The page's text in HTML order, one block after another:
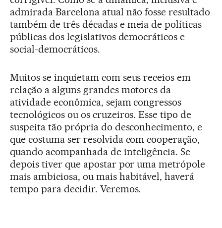
admirada Barcelona atual não fosse resultado
também de três décadas e meia de políticas
públicas dos legislativos democráticos e
social-democráticos.
Muitos se inquietam com seus receios em
relação a alguns grandes motores da
atividade econômica, sejam congressos
tecnológicos ou os cruzeiros. Esse tipo de
suspeita tão própria do desconhecimento, e
que costuma ser resolvida com cooperação,
quando acompanhada de inteligência. Se
depois tiver que apostar por uma metrópole
mais ambiciosa, ou mais habitável, haverá
tempo para decidir. Veremos.